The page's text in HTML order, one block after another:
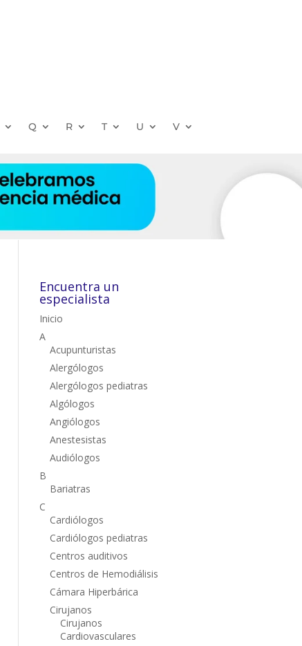
Q R T U V
Encuentra un
especialista
Inicio
A
Acupunturistas
Alergólogos
Alergólogos pediatras
Algólogos
Angiólogos
Anestesistas
Audiólogos
B
Bariatras
C
Cardiólogos
Cardiólogos pediatras
Centros auditivos
Centros de Hemodiálisis
Cámara Hiperbárica
Cirujanos
Cirujanos
Cardiovasculares